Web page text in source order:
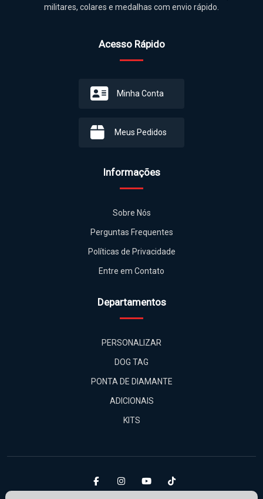
militares, colares e medalhas com envio rápido.
Acesso Rápido
Minha Conta
Meus Pedidos
Informações
Sobre Nós
Perguntas Frequentes
Políticas de Privacidade
Entre em Contato
Departamentos
PERSONALIZAR
DOG TAG
PONTA DE DIAMANTE
ADICIONAIS
KITS